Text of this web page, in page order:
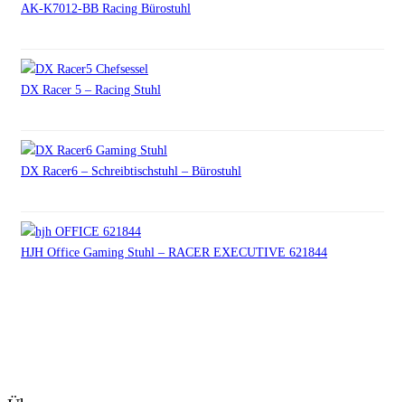
AK-K7012-BB Racing Bürostuhl
DX Racer 5 – Racing Stuhl
DX Racer6 – Schreibtischstuhl – Bürostuhl
HJH Office Gaming Stuhl – RACER EXECUTIVE 621844